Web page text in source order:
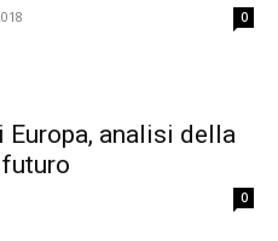
0
Europa, analisi della
0